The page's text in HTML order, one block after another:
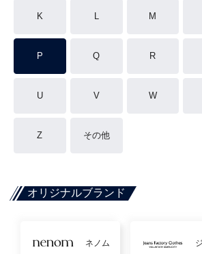
K L M
P Q R
U V W
Z その他
オリジナルブランド
ネノム